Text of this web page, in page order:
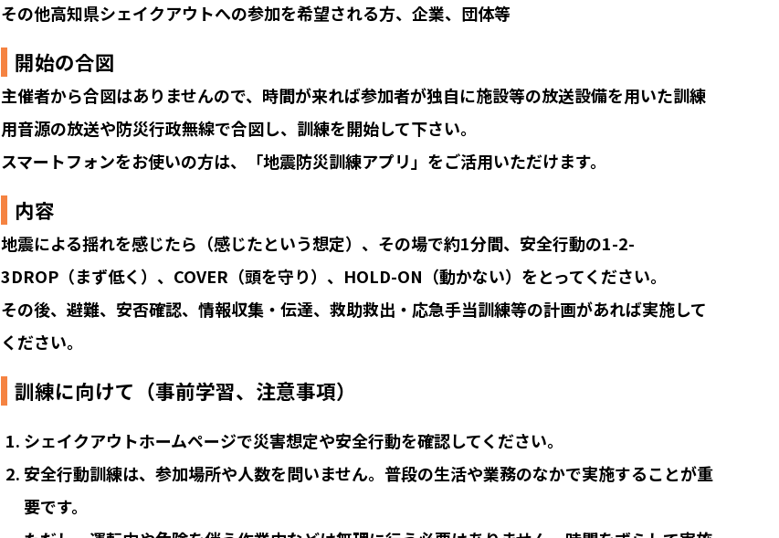
その他高知県シェイクアウトへの参加を希望される方、企業、団体等
開始の合図
主催者から合図はありませんので、時間が来れば参加者が独自に施設等の放送設備を用いた訓練
用音源の放送や防災行政無線で合図し、訓練を開始して下さい。
スマートフォンをお使いの方は、「地震防災訓練アプリ」をご活用いただけます。
内容
地震による揺れを感じたら（感じたという想定）、その場で約1分間、安全行動の1-2-
3DROP（まず低く）、COVER（頭を守り）、HOLD-ON（動かない）をとってください。
その後、避難、安否確認、情報収集・伝達、救助救出・応急手当訓練等の計画があれば実施して
ください。
訓練に向けて（事前学習、注意事項）
シェイクアウトホームページで災害想定や安全行動を確認してください。
安全行動訓練は、参加場所や人数を問いません。普段の生活や業務のなかで実施することが重
要です。